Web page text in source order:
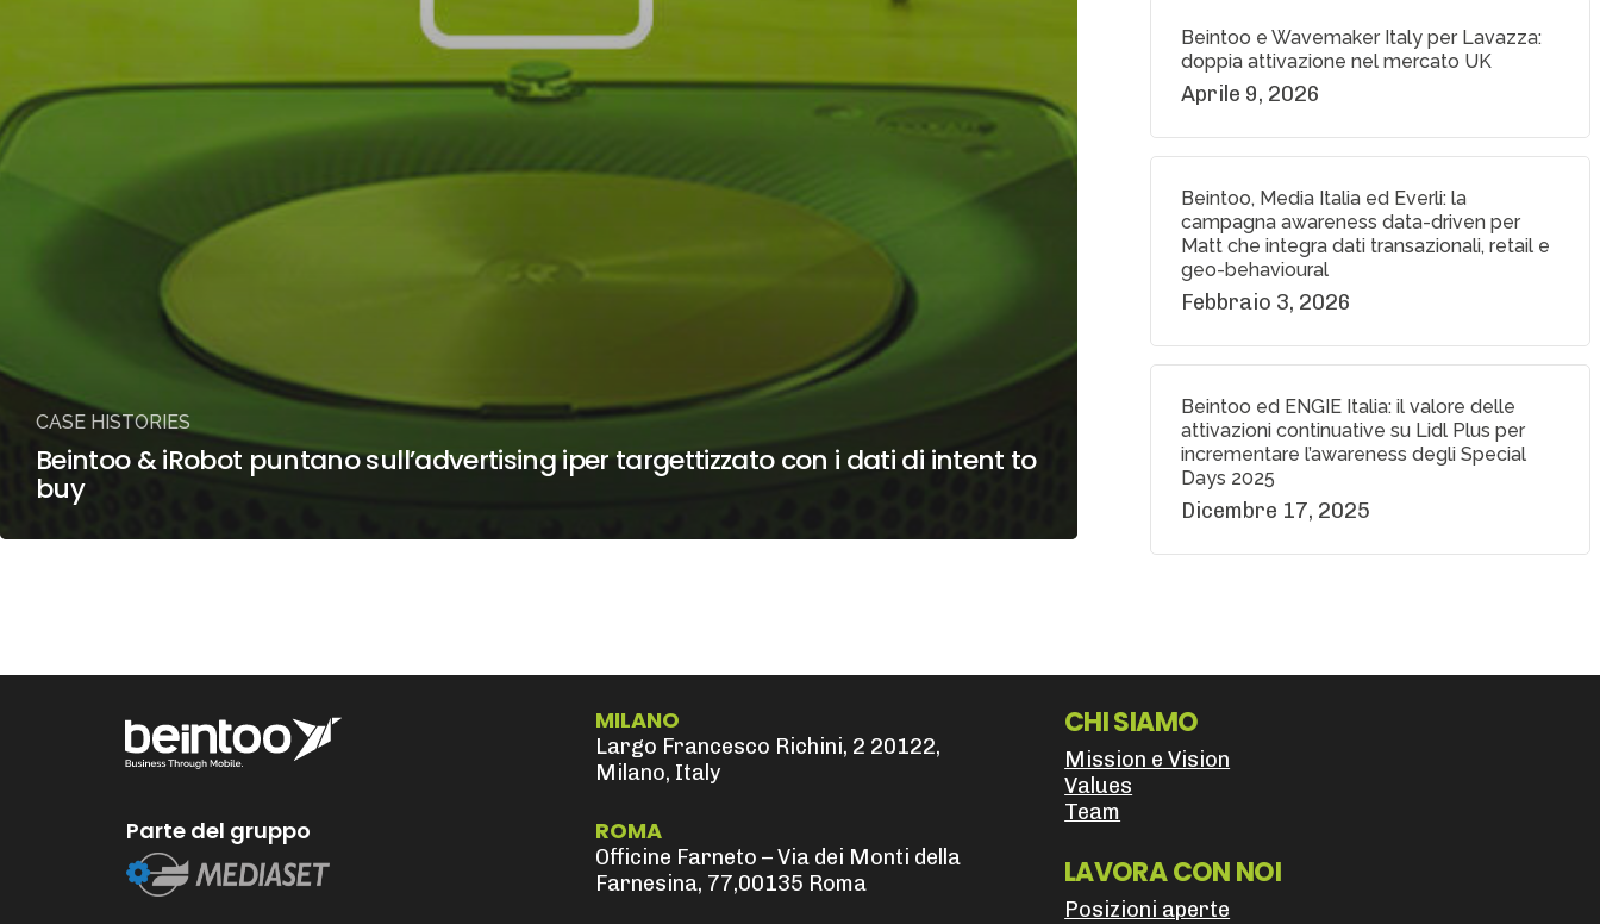
CASE HISTORIES
Beintoo & iRobot puntano sull’advertising iper targettizzato con i dati di intent to
buy
Beintoo e Wavemaker Italy per Lavazza:
doppia attivazione nel mercato UK
Aprile 9, 2026
Beintoo, Media Italia ed Everli: la
campagna awareness data-driven per
Matt che integra dati transazionali, retail e
geo-behavioural
Febbraio 3, 2026
Beintoo ed ENGIE Italia: il valore delle
attivazioni continuative su Lidl Plus per
incrementare l’awareness degli Special
Days 2025
Dicembre 17, 2025
Parte del gruppo
MILANO
Largo Francesco Richini, 2 20122,
Milano, Italy
ROMA
Officine Farneto – Via dei Monti della
Farnesina, 77,00135 Roma
CHI SIAMO
Mission e Vision
Values
Team
LAVORA CON NOI
Posizioni aperte